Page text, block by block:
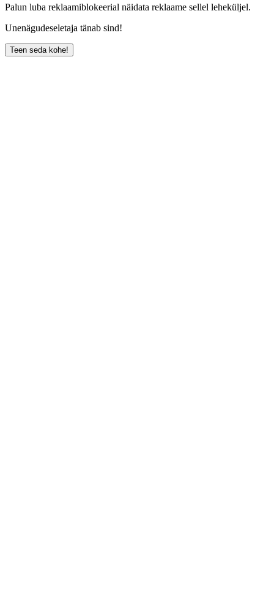
Palun luba reklaamiblokeerial näidata reklaame sellel leheküljel.
Unenägudeseletaja tänab sind!
Teen seda kohe!